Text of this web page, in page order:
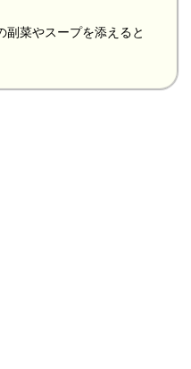
菜やスープを添えると